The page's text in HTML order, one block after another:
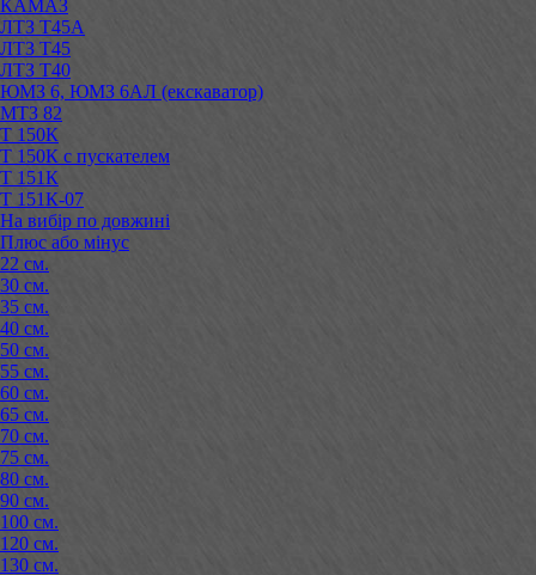
КАМАЗ
ЛТЗ Т45А
ЛТЗ Т45
ЛТЗ Т40
ЮМЗ 6, ЮМЗ 6АЛ (екскаватор)
МТЗ 82
Т 150К
Т 150К с пускателем
Т 151К
Т 151К-07
На вибір по довжині
Плюс або мінус
22 см.
30 см.
35 см.
40 см.
50 см.
55 см.
60 см.
65 см.
70 см.
75 см.
80 см.
90 см.
100 см.
120 см.
130 см.